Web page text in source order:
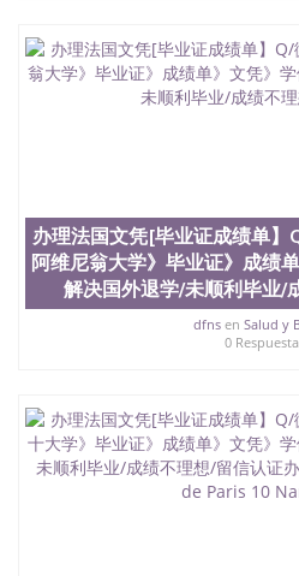
办理法国文凭[毕业证成绩单
阿维尼翁大学》毕业证》成绩
解决国外退学/未顺利毕业/
dfnsen Salud y
0